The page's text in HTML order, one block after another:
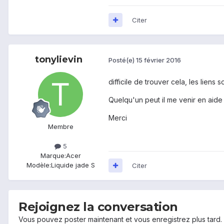
Citer
tonylievin
Membre
5
Marque:Acer
Modèle:Liquide jade S
Posté(e) 15 février 2016
difficile de trouver cela, les liens
Quelqu'un peut il me venir en
Merci
Citer
Rejoignez la conversation
Vous pouvez poster maintenant et vous enregistrez plus